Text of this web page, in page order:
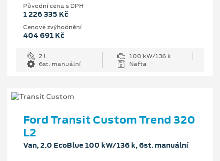
Původní cena s DPH
1 226 335 Kč
Cenové zvýhodnění
404 691 Kč
2 l
100 kW/136 k
6st. manuální
Nafta
Ford Transit Custom Trend 320
L2
Van, 2.0 EcoBlue 100 kW/136 k, 6st. manuální